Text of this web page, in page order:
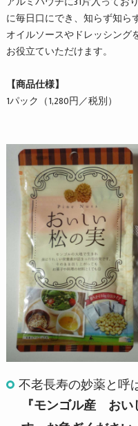
に毎日口にでき、知らず知ら
オイルソースやドレッシング
お役立ていただけます。
【商品仕様】
1パック（1,280円／税別）
不老長寿の妙薬と呼
『モンゴル産 お